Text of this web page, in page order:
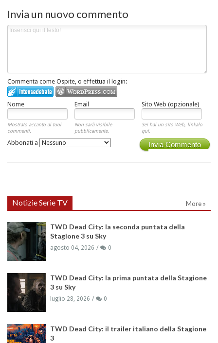
Invia un nuovo commento
Commenta come Ospite, o effettua il login:
Nome Email Sito Web (opzionale)
Mostrato accanto ai tuoi
commenti.
Non sarà visibile
pubblicamente.
Sei hai un sito Web, linkalo
qui.
Invia Commento
Abbonati a
Notizie Serie TV More »
TWD Dead City: la seconda puntata della
Stagione 3 su Sky
agosto 04, 2026 0
TWD Dead City: la prima puntata della Stagione
3 su Sky
luglio 28, 2026 0
TWD Dead City: il trailer italiano della Stagione
3